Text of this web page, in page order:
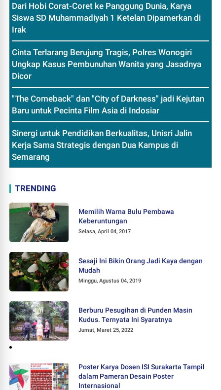
Dari Hobi Corat-Coret ke Panggung Dunia, Karya
Siswa SD Muhammadiyah 1 Ketelan Dipamerkan di
Irak
Cinta Terlarang Berujung Tragis, Polres Wonogiri
Ungkap Kasus Pembunuhan Wanita yang Jasadnya
Dicor
"The Comeback" dan "City of Darkness" jadi Kejutan
Baru untuk Pecinta Film Asia di Indosiar
Sinergi untuk Pendidikan Berkualitas, Unisri Jalin
Kerja Sama Strategis dengan Dua Kampus di
Semarang
TRENDING
Memilih Warna Bulu Pembawa
Keberuntungan
Selasa, April 04, 2017
Sesaji Ini Bikin Orang Jadi Kaya dengan
Mudah
Minggu, Agustus 04, 2019
Berburu Pesugihan di Punden Masin
Kudus. Ternyata Ini Syaratnya
Jumat, Maret 25, 2022
Poster Karya Dosen ISI Surakarta Tampil
dalam Pameran Desain Poster
Internasional